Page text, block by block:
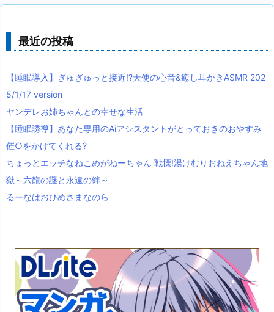
最近の投稿
【睡眠導入】ぎゅぎゅっと接近!?天使の心音&癒し耳かきASMR 202
5/1/17 version
ヤンデレお姉ちゃんとの幸せな生活
【睡眠誘導】あなた専用のAiアシスタントがとっておきのおやすみ
催○をかけてくれる?
ちょっとエッチなねこめがねーちゃん 戦慄!湯けむりおねえちゃん地
獄～六龍の謎と永遠の絆～
るーなはおひめさまなのら